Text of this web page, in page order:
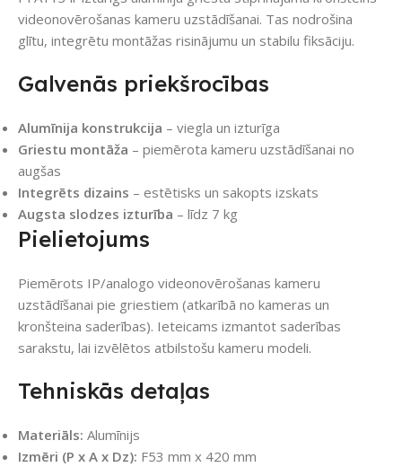
videonovērošanas kameru uzstādīšanai. Tas nodrošina
glītu, integrētu montāžas risinājumu un stabilu fiksāciju.
Galvenās priekšrocības
Alumīnija konstrukcija – viegla un izturīga
Griestu montāža – piemērota kameru uzstādīšanai no
augšas
Integrēts dizains – estētisks un sakopts izskats
Augsta slodzes izturība – līdz 7 kg
Pielietojums
Piemērots IP/analogo videonovērošanas kameru
uzstādīšanai pie griestiem (atkarībā no kameras un
kronšteina saderības). Ieteicams izmantot saderības
sarakstu, lai izvēlētos atbilstošu kameru modeli.
Tehniskās detaļas
Materiāls: Alumīnijs
Izmēri (P x A x Dz): F53 mm x 420 mm